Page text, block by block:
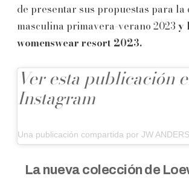
de presentar sus propuestas para la
masculina primavera-verano 2023 y
womenswear resort 2023.
Ver esta publicación
Instagram
La nueva colección de